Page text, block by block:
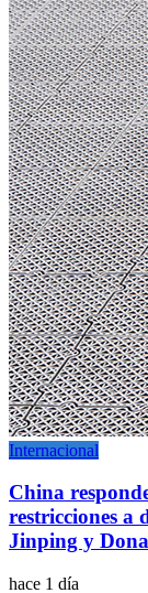
Internacional
China
restricciones a
Jinping y
hace 1 día